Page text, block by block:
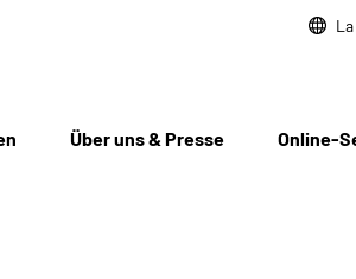
Über uns & Presse Online-